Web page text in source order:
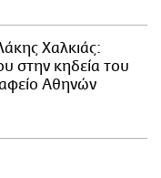
Χαλκιάς:
στην κηδεία του
Αθηνών